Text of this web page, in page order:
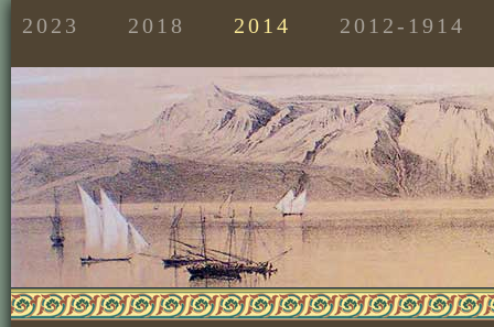
2023 2018 2014 2012-1914